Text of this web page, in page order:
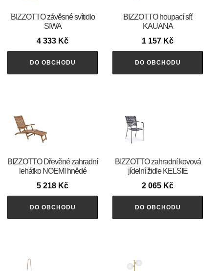
BIZZOTTO závěsné svítidlo
SIWA
4 333 Kč
DO OBCHODU
BIZZOTTO houpací síť
KAUANA
1 157 Kč
DO OBCHODU
BIZZOTTO Dřevěné zahradní
lehátko NOEMI hnědé
5 218 Kč
DO OBCHODU
BIZZOTTO zahradní kovová
jídelní židle KELSIE
2 065 Kč
DO OBCHODU